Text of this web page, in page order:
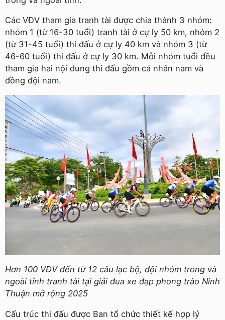
Các VĐV tham gia tranh tài được chia thành 3 nhóm:
nhóm 1 (từ 16-30 tuổi) tranh tài ở cự ly 50 km, nhóm 2
(từ 31-45 tuổi) thi đấu ở cự ly 40 km và nhóm 3 (từ
46-60 tuổi) thi đấu ở cự ly 30 km. Mỗi nhóm tuổi đều
tham gia hai nội dung thi đấu gồm cá nhân nam và
đồng đội nam.
Hơn 100 VĐV đến từ 12 câu lạc bộ, đội nhóm trong và
ngoài tỉnh tranh tài tại giải đua xe đạp phong trào Ninh
Thuận mở rộng 2025
Cấu trúc thi đấu được Ban tổ chức thiết kế hợp lý